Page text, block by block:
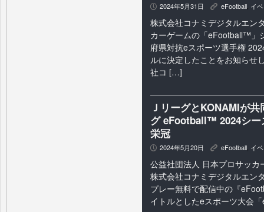
P 2024年5月31日 K eFootball, イ
株式会社コナミデジタルエン
カーゲームの「eFootball™」
府県対抗eスポーツ選手権
ルに決定したことをお知らせ
社コ […]
ＪリーグとKONAMIが
グ eFootball™ 2024シー
栄冠
P 2024年5月20日 K eFootball, イ
公益社団法人 日本プロサッカ
株式会社コナミデジタルエン
プレー無料で配信中の『
イトルとしたeスポーツ大会